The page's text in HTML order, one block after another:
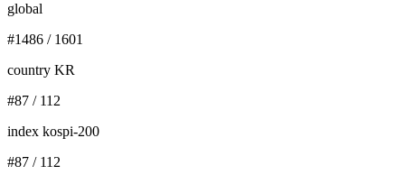
global
#1486 / 1601
country KR
#87 / 112
index kospi-200
#87 / 112